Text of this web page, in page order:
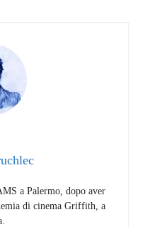
a Palermo, dopo aver
di cinema Griffith, a